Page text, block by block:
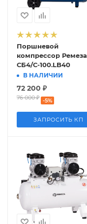
Поршневой
компрессор Ремеза
СБ4/С-100.LB40
В НАЛИЧИИ
72 200 ₽
76 000₽ -5%
ЗАПРОСИТЬ КП